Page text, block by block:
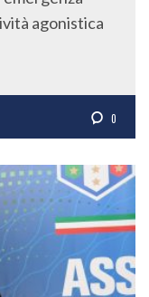
agonistica
0